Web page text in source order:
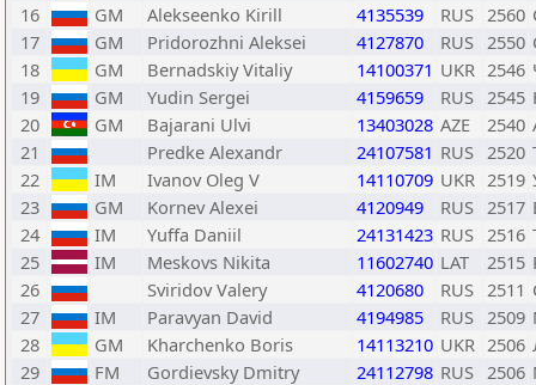
16
GM Alekseenko Kirill 4135539 RUS 2560
17
GM Pridorozhni Aleksei 4127870 RUS 2550
18
GM Bernadskiy Vitaliy 14100371 UKR 2546
19
GM Yudin Sergei 4159659 RUS 2545
20
GM Bajarani Ulvi 13403028 AZE 2540
21
Predke Alexandr 24107581 RUS 2520
22
IM Ivanov Oleg V 14110709 UKR 2519
23
GM Kornev Alexei 4120949 RUS 2517
24
IM Yuffa Daniil 24131423 RUS 2516
25
IM Meskovs Nikita 11602740 LAT 2515
26
Sviridov Valery 4120680 RUS 2511
27
IM Paravyan David 4194985 RUS 2509
28
GM Kharchenko Boris 14113210 UKR 2506
29
FM Gordievsky Dmitry 24112798 RUS 2506